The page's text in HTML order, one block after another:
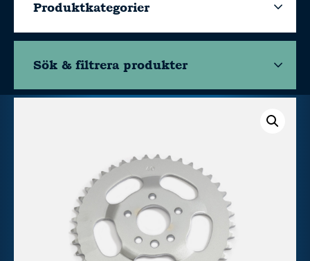
Produktkategorier
Sök & filtrera produkter